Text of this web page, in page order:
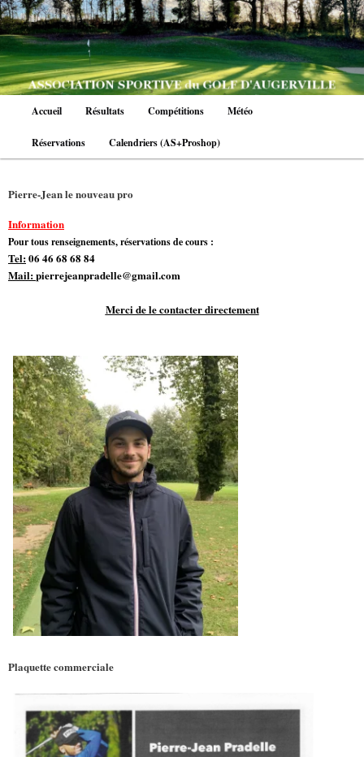
Aller
au
contenu
principal
Accueil Résultats Compétitions Météo
Réservations Calendriers (AS+Proshop)
Pierre-Jean le nouveau pro
Information
Pour tous renseignements, réservations de cours :
Tel:06 46 68 68 84
Mail:pierrejeanpradelle@gmail.com
Merci de le contacter directement
Plaquette commerciale